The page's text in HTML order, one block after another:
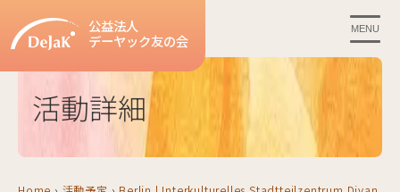
公益法人
デーヤック友の会
MENU
活動詳細